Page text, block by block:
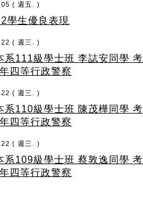
( 週五. )
學生優良表現
( 週三. )
系111級學士班 李誌安同學 考
四等行政警察
( 週三. )
系110級學士班 陳茂樺同學 考
四等行政警察
( 週三. )
級學士班 蔡敦逸同學 考
四等行政警察